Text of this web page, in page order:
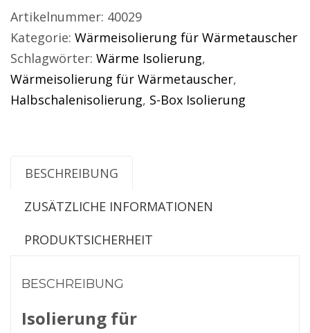
-
Serie
Z2
Menge
Artikelnummer: 40029
Kategorie: Wärmeisolierung für Wärmetauscher
Schlagwörter: Wärme Isolierung,
Wärmeisolierung für Wärmetauscher,
Halbschalenisolierung, S-Box Isolierung
BESCHREIBUNG
ZUSÄTZLICHE INFORMATIONEN
PRODUKTSICHERHEIT
BESCHREIBUNG
Isolierung für